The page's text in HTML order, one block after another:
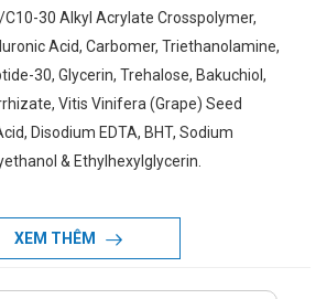
30 Alkyl Acrylate Crosspolymer,
Acid, Carbomer, Triethanolamine,
30, Glycerin, Trehalose, Bakuchiol,
Vitis Vinifera (Grape) Seed
Disodium EDTA, BHT, Sodium
& Ethylhexylglycerin.
XEM THÊM